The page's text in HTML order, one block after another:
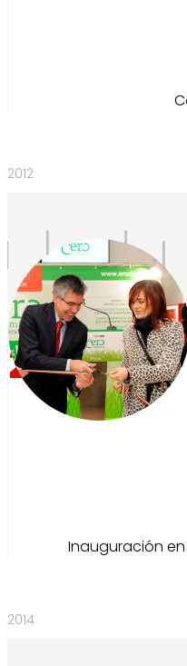
2012
2012
Inauguración en
2014